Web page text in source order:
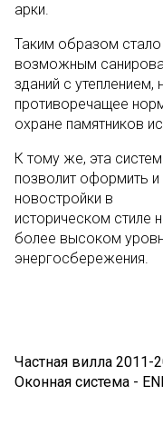
арки.
Таким образом стало
возможным
зданий с утеплением,
противоречащее
охране памятников
К тому же, эта
позволит оформить и
новостройки в
историческом стиле
более высоком
энергосбережения.
Частная вилла 2011-
Оконная система -